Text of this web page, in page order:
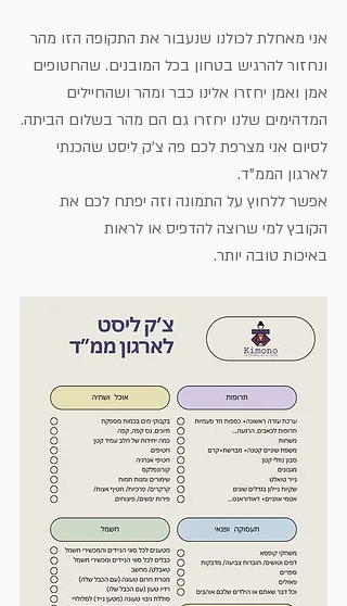
אני מאחלת לכולנו שנעבור את התקופה הזו מהר
ונחזור להרגיש בטחון בכל המובנים. שהחטופים
אמן ואמן יחזרו אלינו כבר ומהר ושהחיילים
המדהימים שלנו יחזרו גם הם מהר בשלום הביתה.
לסיום אני מצרפת לכם פה צ'ק ליסט שהכנתי
לארגון הממ"ד.
אפשר ללחוץ על התמונה וזה יפתח לכם את
הקובץ למי שרוצה להדפיס או לראות
באיכות טובה יותר.